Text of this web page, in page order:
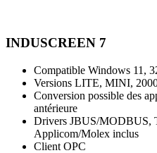
INDUSCREEN 7
Compatible Windows 11,
Versions LITE, MINI,
Conversion possible des
antérieure
Drivers JBUS/MODBUS,
Applicom/Molex inclus
Client OPC